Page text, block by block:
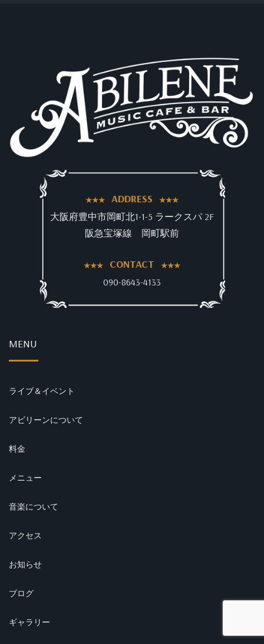
ADDRESS
大阪府豊中市岡町北1-1-5 ラークスパ 2F
阪急宝塚線 岡町駅前
CONTACT
090-8643-4133
MENU
ライブ＆イベント
アビリーンについて
料金
メニュー
音楽について
アクセス
お知らせ
ブログ
ギャラリー